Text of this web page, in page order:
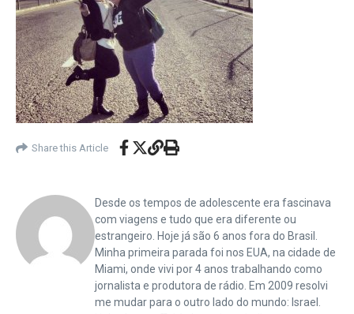
Share this Article
Desde os tempos de adolescente era fascinava
com viagens e tudo que era diferente ou
estrangeiro. Hoje já são 6 anos fora do Brasil.
Minha primeira parada foi nos EUA, na cidade de
Miami, onde vivi por 4 anos trabalhando como
jornalista e produtora de rádio. Em 2009 resolvi
me mudar para o outro lado do mundo: Israel.